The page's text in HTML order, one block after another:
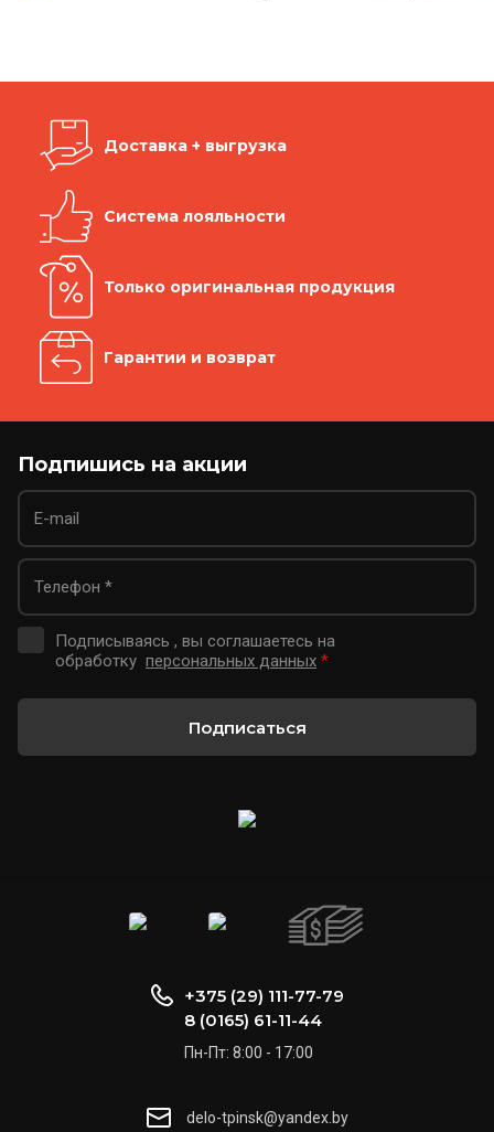
Доставка + выгрузка
Система лояльности
Только оригинальная продукция
Гарантии и возврат
Подпишись на акции
Подписываясь , вы соглашаетесь на
обработку персональных данных *
Подписаться
+375 (29) 111-77-79
8 (0165) 61-11-44
Пн-Пт: 8:00 - 17:00
delo-tpinsk@yandex.by